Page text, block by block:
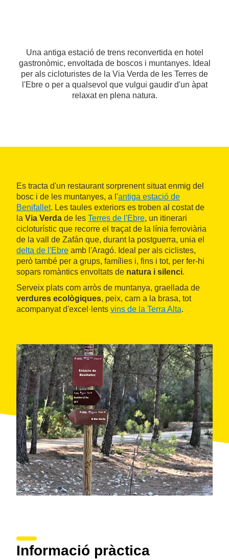
Una antiga estació de trens reconvertida en hotel
gastronòmic, envoltada de boscos i muntanyes. Ideal
per als cicloturistes de la Via Verda de les Terres de
l'Ebre o per a qualsevol que vulgui gaudir d'un àpat
relaxat en plena natura.
Es tracta d'un restaurant sorprenent situat enmig del
bosc i de les muntanyes, a l'antiga estació de
Benifallet. Les taules exteriors es troben al costat de
la Via Verda de les Terres de l'Ebre, un itinerari
cicloturístic que recorre el traçat de la línia ferroviària
de la vall de Zafán que, durant la postguerra, unia el
delta de l'Ebre amb l'Aragó. Ideal per als ciclistes,
però també per a grups, famílies i, fins i tot, per fer-hi
sopars romàntics envoltats de natura i silenci.
Serveix plats com arròs de muntanya, graellada de
verdures ecològiques, peix, carn a la brasa, tot
acompanyat d'excel·lents vins de la Terra Alta.
Informació pràctica